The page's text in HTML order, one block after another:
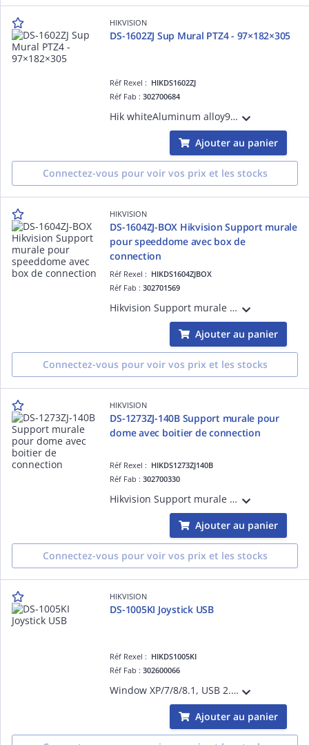
HIKVISION
DS-1602ZJ Sup Mural PTZ4 - 97×182×305
Réf Rexel : HIKDS1602ZJ
Réf Fab :302700684
Hik whiteAluminum alloy97×182×305mm
Ajouter au panier
Connectez-vous pour voir vos prix et les stocks
HIKVISION
DS-1604ZJ-BOX Hikvision Support murale
pour speeddome avec box de
connection
Réf Rexel : HIKDS1604ZJBOX
Réf Fab :302701569
Hikvision Support murale pour speeddome avec box de connectionCouleur Hik blanc, alu, 281.2×170.7×395.5mm
Ajouter au panier
Connectez-vous pour voir vos prix et les stocks
HIKVISION
DS-1273ZJ-140B Support murale pour
dome avec boitier de connection
Réf Rexel : HIKDS1273ZJ140B
Réf Fab :302700330
Hikvision Support murale pour dome avec boîtier de connectioncouleure Hik blanc, avec boitier de connection, alu, diam.140×182×120mm
Ajouter au panier
Connectez-vous pour voir vos prix et les stocks
HIKVISION
DS-1005KI Joystick USB
Réf Rexel : HIKDS1005KI
Réf Fab :302600066
Window XP/7/8/8.1, USB 2.0, DirectX, 3DPTZ control, rotary zoom +/-, USB power supply, -10 ºC ~ +55 ºC (14ºF~131ºF)
Ajouter au panier